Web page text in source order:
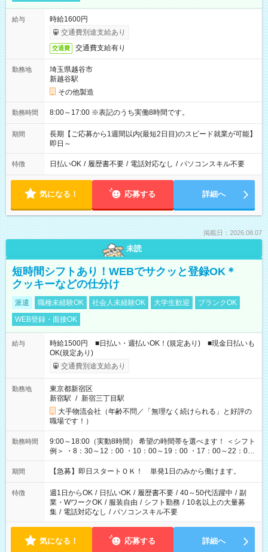
給与
時給1600円
交通費別途支給あり
交通費 交通費支給有り
勤務地
埼玉県越谷市
新越谷駅
その他製造
勤務時間 8:00～17:00 ※表記のうち実働8時間です。
期間
長期【ご応募から1週間以内(最短2日目)のスピード就業が可能】
即日～
特徴 日払いOK / 履歴書不要 / 電話対応なし / パソコンスキル不要
気になる！ 応募する 詳細へ
掲載日：2026.08.07
未読
短時間シフトあり！WEBでサクッと登録OK＊
クッキーなどの仕分け
派遣 職種未経験OK 社会人未経験OK 大学生歓迎
ブランクOK
WEB登録・面接OK
給与
時給1500円 ■日払い・週払いOK！(規定あり) ■現金日払いも
OK(規定あり)
交通費別途支給あり
勤務地
東京都新宿区
新宿駅 / 新宿三丁目駅
大手物流会社（年齢不問／「無理なく続けられる」と好評の
職場です！）
勤務時間
9:00～18:00（実動8時間） 希望の時間帯を選べます！ ＜シフト
例＞ ・8：30～12：00 ・10：00～19：00 ・17：00～22：00
・13：00～22：00 ・22：00～翌6：00 など
期間 【急募】即日スタートＯＫ！ 単発1日のみから働けます。
特徴 週1日からOK / 日払いOK / 履歴書不要 / 40～50代活躍中 / 副
業・WワークOK / 服装自由 / シフト勤務 / 10名以上の大量募
集 / 電話対応なし / パソコンスキル不要
気になる！ 応募する 詳細へ